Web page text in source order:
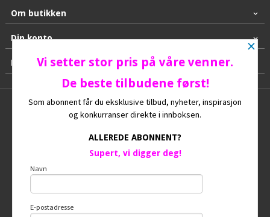
Om butikken
Din konto
Kontakt oss
Kjøpsbetingelser Sikkerhet og personvern
Nyhetsbrev Ofte stilte spørsmål
© HUNDEGAARD
Vår nettbutikk bruker cookies slik at du
×
Vi setter stor pris på våre venner.
De beste tilbudene først!
Som abonnent får du eksklusive tilbud, nyheter, inspirasjon
og konkurranser direkte i innboksen.
ALLEREDE ABONNENT?
Supert, vi digger deg!
Navn
E-postadresse